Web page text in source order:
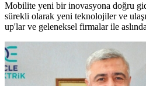
Mobilite yeni bir inovasyona doğru
sürekli olarak yeni teknolojiler ve
up'lar ve geleneksel firmalar ile